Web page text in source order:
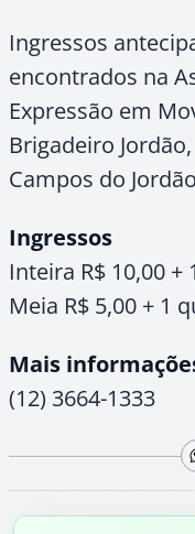
Ingressos
encontrados na
Expressão em
Brigadeiro
Campos do
Ingressos
Inteira R$ 10,00
Meia R$ 5,00 + 1
Mais
(12) 3664-1333